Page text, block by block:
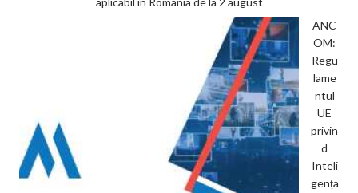
ANC
OM:
Regu
lame
ntul
UE
privin
d
Inteli
gența